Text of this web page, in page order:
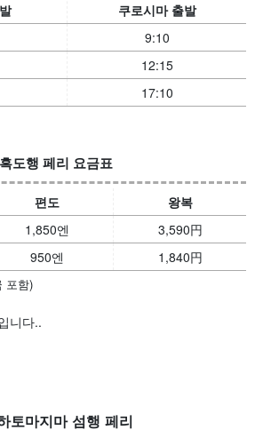
쿠로시마 출발
9:10
12:15
17:10
흑도행 페리 요금표
편도
왕복
1,850엔 3,590円
950엔 1,840円
포함)
니다..
토마지마 섬행 페리